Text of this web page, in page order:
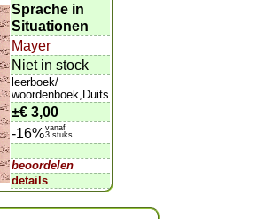
Sprache in
Situationen
Mayer
Niet in stock
leerboek/
woordenboek,Duits
±€ 3,00
-16%vanaf
3 stuks
beoordelen
details